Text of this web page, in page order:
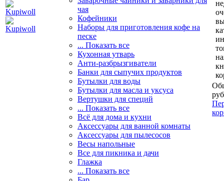
чая
Кофейники
Наборы для приготовления кофе на
песке
... Показать все
Кухонная утварь
Анти-разбрызгиватели
Банки для сыпучих продуктов
Бутылки для воды
Бутылки для масла и уксуса
Вертушки для специй
... Показать все
Всё для дома и кухни
Аксессуары для ванной комнаты
Аксессуары для пылесосов
Весы напольные
Все для пикника и дачи
Глажка
... Показать все